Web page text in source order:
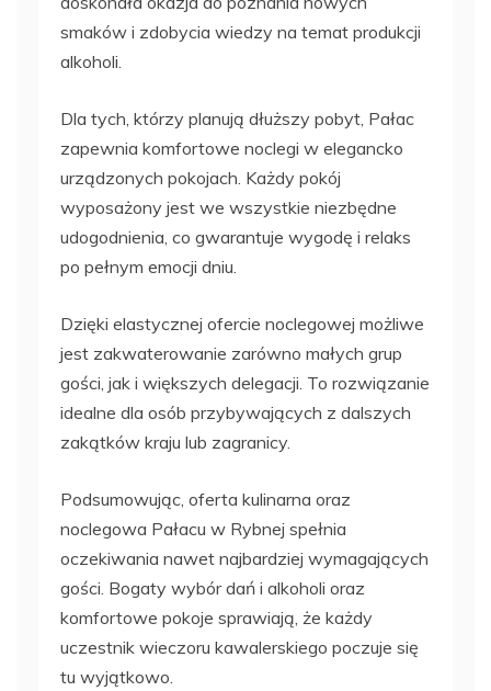
smaków i zdobycia wiedzy na temat produkcji
alkoholi.
Dla tych, którzy planują dłuższy pobyt, Pałac
zapewnia komfortowe noclegi w elegancko
urządzonych pokojach. Każdy pokój
wyposażony jest we wszystkie niezbędne
udogodnienia, co gwarantuje wygodę i relaks
po pełnym emocji dniu.
Dzięki elastycznej ofercie noclegowej możliwe
jest zakwaterowanie zarówno małych grup
gości, jak i większych delegacji. To rozwiązanie
idealne dla osób przybywających z dalszych
zakątków kraju lub zagranicy.
Podsumowując, oferta kulinarna oraz
noclegowa Pałacu w Rybnej spełnia
oczekiwania nawet najbardziej wymagających
gości. Bogaty wybór dań i alkoholi oraz
komfortowe pokoje sprawiają, że każdy
uczestnik wieczoru kawalerskiego poczuje się
tu wyjątkowo.